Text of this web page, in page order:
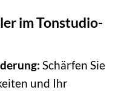
im Tonstudio-
Schärfen Sie
und Ihr